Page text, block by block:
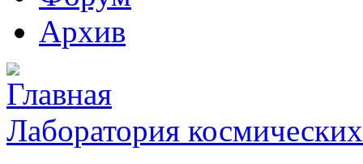
Архив
Лаборатория